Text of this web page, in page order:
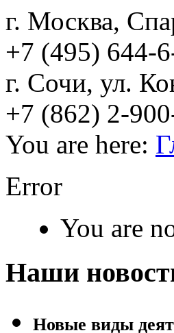
г. Москва,
+7 (495) 644-
г. Сочи, ул.
+7 (862) 2-
You are here:
Error
You are
Наши
Новые виды